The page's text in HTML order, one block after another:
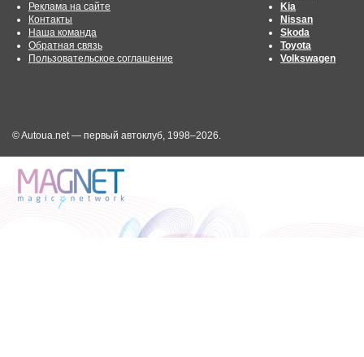
Реклама на сайте
Контакты
Наша команда
Обратная связь
Пользовательское соглашение
Kia
Nissan
Skoda
Toyota
Volkswagen
© Autoua.net — первый автоклуб, 1998–2026.